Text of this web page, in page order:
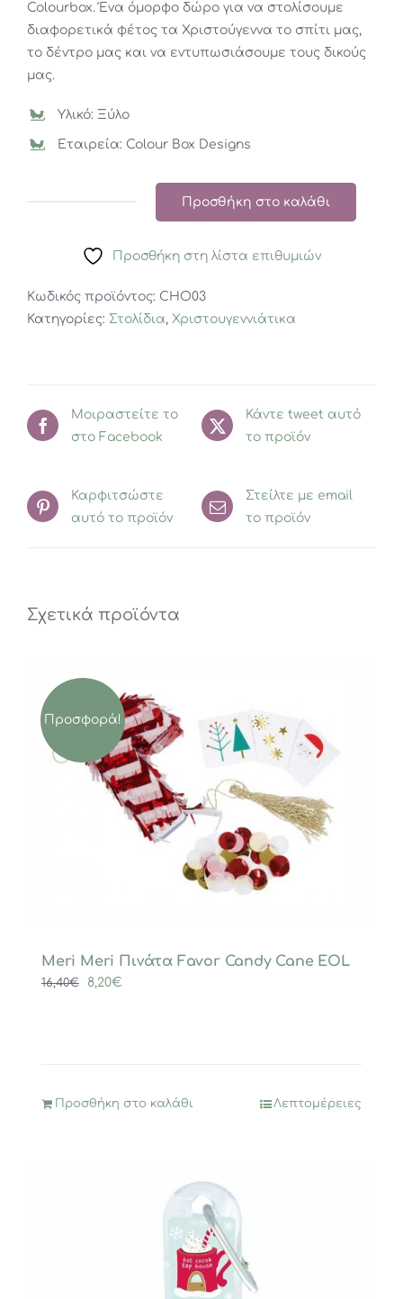
Colourbox. Ένα όμορφο δώρο για να στολίσουμε
διαφορετικά φέτος τα Χριστούγεννα το σπίτι μας,
το δέντρο μας και να εντυπωσιάσουμε τους δικούς
μας.
Υλικό: Ξύλο
Εταιρεία: Colour Box Designs
Χριστουγεννιάτικο
Βασίλισσα
ποσότητα
Προσθήκη στο καλάθι
Προσθήκη στη λίστα επιθυμιών
Κωδικός προϊόντος: CHO03
Κατηγορίες: Στολίδια, Χριστουγεννιάτικα
Μοιραστείτε το
στο Facebook
Κάντε tweet αυτό
το προϊόν
Καρφιτσώστε
αυτό το προϊόν
Στείλτε με email
το προϊόν
Σχετικά προϊόντα
Προσφορά!
Meri Meri Πινάτα Favor Candy Cane EOL
16,40€
Original
8,20€
Προσθήκη στο καλάθι Λεπτομέρειες